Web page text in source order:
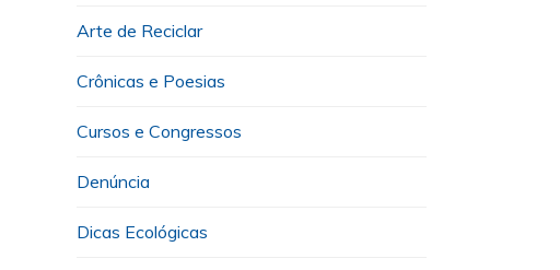
Arte de Reciclar
Crônicas e Poesias
Cursos e Congressos
Denúncia
Dicas Ecológicas